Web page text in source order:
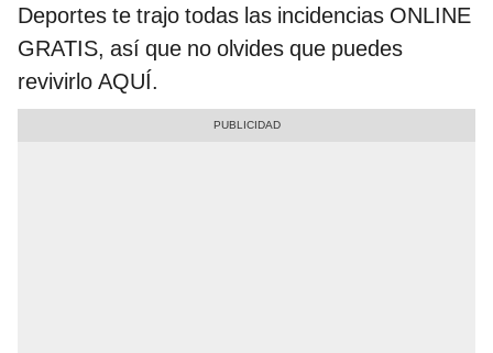
Deportes te trajo todas las incidencias ONLINE
GRATIS, así que no olvides que puedes
revivirlo AQUÍ.